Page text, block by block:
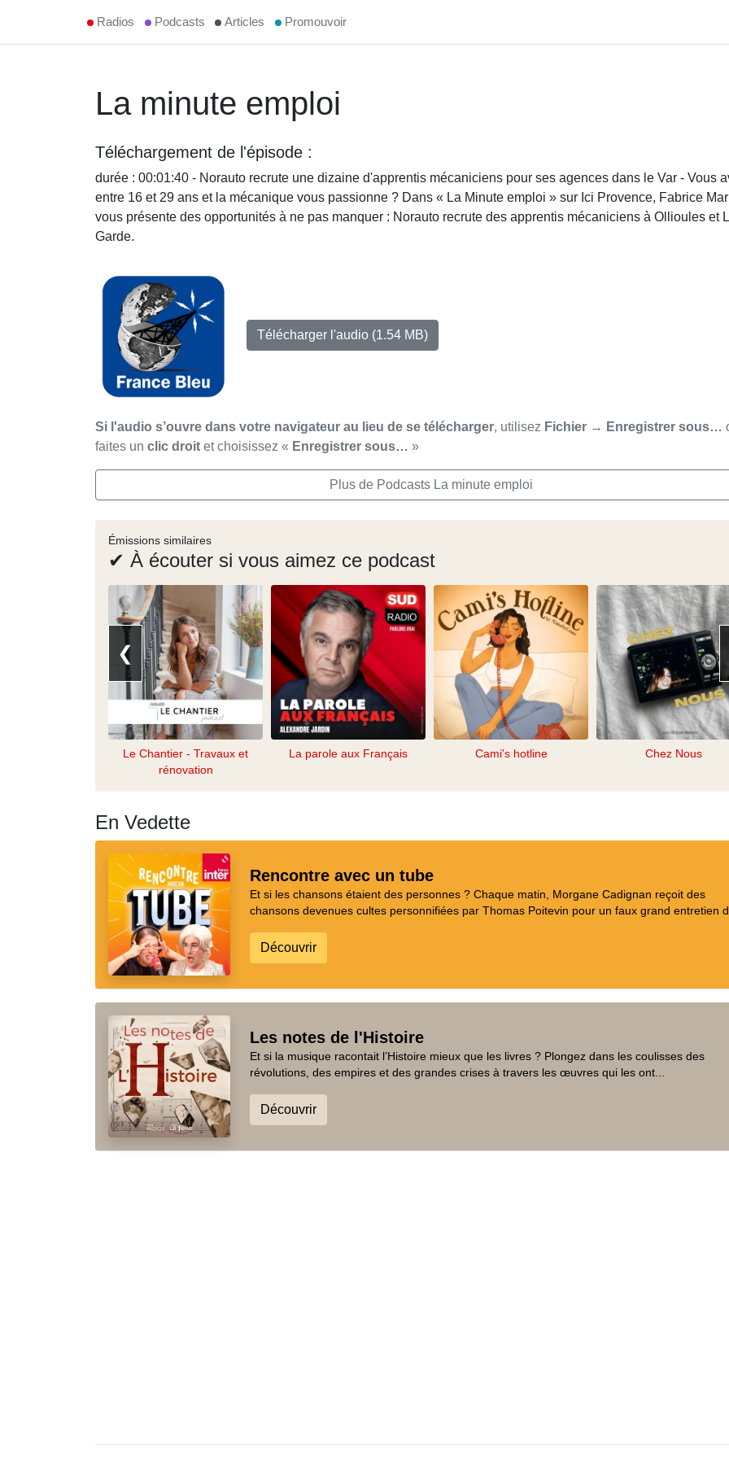
Radios Podcasts Articles Promouvoir
La minute emploi
Téléchargement de l'épisode :
durée : 00:01:40 - Norauto recrute une dizaine d'apprentis mécaniciens pour ses agences dans le Var - Vous
entre 16 et 29 ans et la mécanique vous passionne ? Dans « La Minute emploi » sur Ici Provence, Fabrice
vous présente des opportunités à ne pas manquer : Norauto recrute des apprentis mécaniciens à Ollioules et
Garde.
Télécharger l'audio (1.54 MB)
Si l'audio s’ouvre dans votre navigateur au lieu de se télécharger, utilisez Fichier → Enregistrer sous…
faites un clic droit et choisissez « Enregistrer sous… »
Plus de Podcasts La minute emploi
Émissions similaires
✔ À écouter si vous aimez ce podcast
❮
Le Chantier - Travaux et
rénovation
La parole aux Français Cami's hotline Chez Nous
En Vedette
Rencontre avec un tube
Et si les chansons étaient des personnes ? Chaque matin, Morgane Cadignan reçoit des
chansons devenues cultes personnifiées par Thomas Poitevin pour un faux grand entretien
Découvrir
Les notes de l'Histoire
Et si la musique racontait l’Histoire mieux que les livres ? Plongez dans les coulisses des
révolutions, des empires et des grandes crises à travers les œuvres qui les ont...
Découvrir